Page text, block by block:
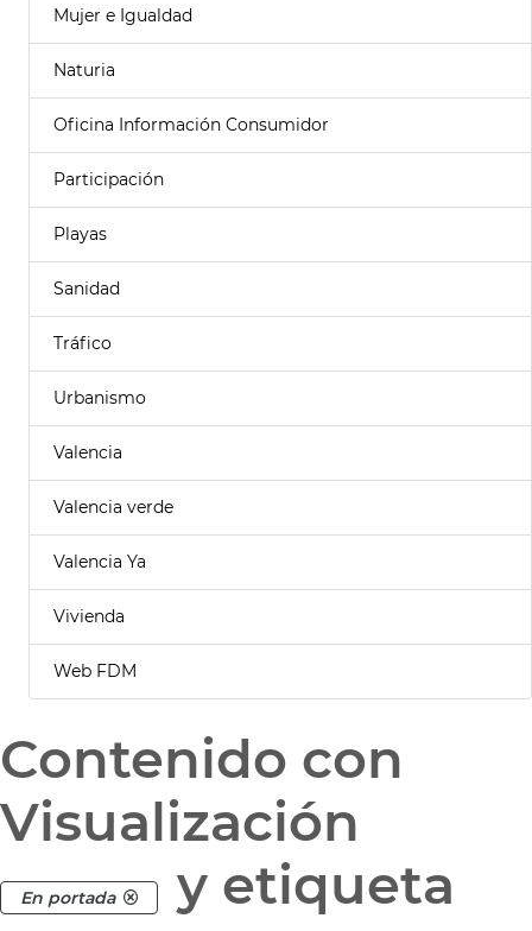
Mujer e Igualdad
Naturia
Oficina Información Consumidor
Participación
Playas
Sanidad
Tráfico
Urbanismo
Valencia
Valencia verde
Valencia Ya
Vivienda
Web FDM
Contenido con
Visualización
En portada y etiqueta